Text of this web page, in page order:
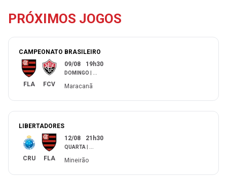
PRÓXIMOS JOGOS
CAMPEONATO BRASILEIRO
FLA FCV
09/08 19h30
DOMINGO ...
Maracanã
LIBERTADORES
CRU FLA
12/08 21h30
QUARTA ...
Mineirão